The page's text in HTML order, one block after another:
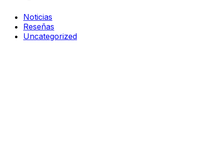
Noticias
Reseñas
Uncategorized